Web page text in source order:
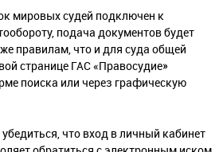
мировых судей подключен к
подача документов будет
правилам, что и для суда общей
странице ГАС «Правосудие»
поиска или через графическую
что вход в личный кабинет